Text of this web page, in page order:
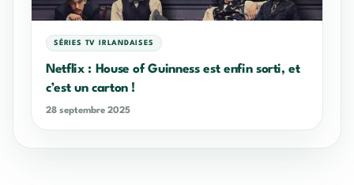
SÉRIES TV IRLANDAISES
Netflix : House of Guinness est enfin sorti, et
c’est un carton !
28 septembre 2025